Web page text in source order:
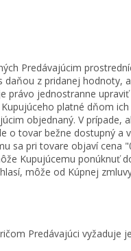
Predávajúcim
daňou z pridanej hodnoty,
jednostranne
platné dňom
objednaný. V prípade,
o tovar bežne dostupný
sa pri tovare objaví cena
Kupujúcemu ponúknuť
môže od Kúpnej
Predávajúci vyžaduje